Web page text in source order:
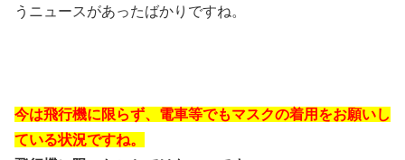
うニュースがあったばかりですね。
今は飛行機に限らず、電車等でもマスクの着用をお願いし
ている状況ですね。